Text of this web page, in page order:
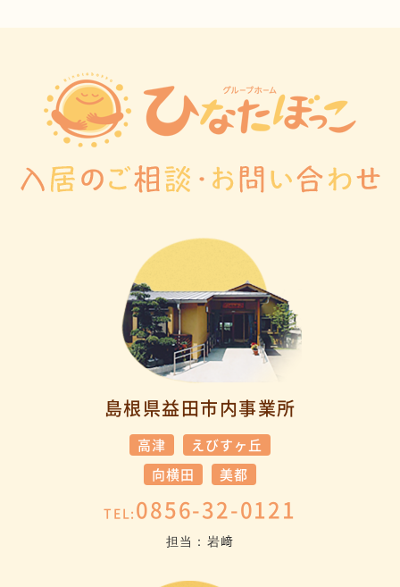
島根県益田市内事業所
高津
えびすヶ丘
向横田
美都
TEL: 0856-32-0121
担当：岩﨑